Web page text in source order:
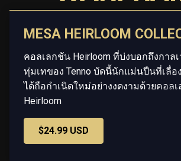
MESA HEIRLOOM
คอลเลกชัน Heirloom ที่บ่งบอกถึงกาล
ทุ่มเทของ Tenno บัดนี้นักแม่นปืนที่เลื่
ได้ถือกำเนิดใหม่อย่างงดงามด้วยคอล
Heirloom
$24.99 USD